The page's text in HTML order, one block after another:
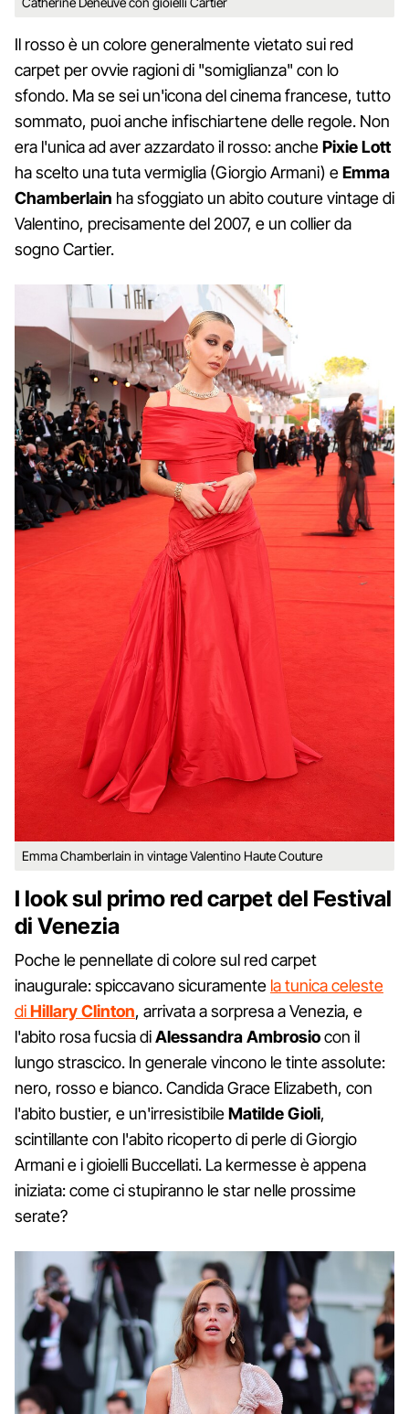
Il rosso è un colore generalmente vietato sui red
carpet per ovvie ragioni di "somiglianza" con lo
sfondo. Ma se sei un'icona del cinema francese, tutto
sommato, puoi anche infischiartene delle regole. Non
era l'unica ad aver azzardato il rosso: anchePixie Lott
ha scelto una tuta vermiglia (Giorgio Armani) eEmma
Chamberlain ha sfoggiato un abito couture vintage di
Valentino, precisamente del 2007, e un collier da
sogno Cartier.
Emma Chamberlain in vintage Valentino Haute Couture
I look sul primo red carpet del Festival
di Venezia
Poche le pennellate di colore sul red carpet
inaugurale: spiccavano sicuramente la tunica celeste
diHillary Clinton, arrivata a sorpresa a Venezia, e
l'abito rosa fucsia diAlessandra Ambrosiocon il
lungo strascico. In generale vincono le tinte assolute:
nero, rosso e bianco. Candida Grace Elizabeth, con
l'abito bustier, e un'irresistibileMatilde Gioli,
scintillante con l'abito ricoperto di perle di Giorgio
Armani e i gioielli Buccellati. La kermesse è appena
iniziata: come ci stupiranno le star nelle prossime
serate?